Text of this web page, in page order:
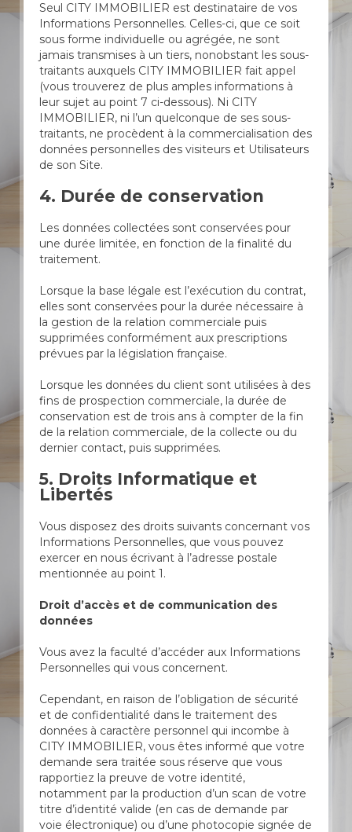
Seul CITY IMMOBILIER est destinataire de vos
Informations Personnelles. Celles-ci, que ce soit
sous forme individuelle ou agrégée, ne sont
jamais transmises à un tiers, nonobstant les sous-
traitants auxquels CITY IMMOBILIER fait appel
(vous trouverez de plus amples informations à
leur sujet au point 7 ci-dessous). Ni CITY
IMMOBILIER, ni l’un quelconque de ses sous-
traitants, ne procèdent à la commercialisation des
données personnelles des visiteurs et Utilisateurs
de son Site.
4. Durée de conservation
Les données collectées sont conservées pour
une durée limitée, en fonction de la finalité du
traitement.
Lorsque la base légale est l’exécution du contrat,
elles sont conservées pour la durée nécessaire à
la gestion de la relation commerciale puis
supprimées conformément aux prescriptions
prévues par la législation française.
Lorsque les données du client sont utilisées à des
fins de prospection commerciale, la durée de
conservation est de trois ans à compter de la fin
de la relation commerciale, de la collecte ou du
dernier contact, puis supprimées.
5. Droits Informatique et
Libertés
Vous disposez des droits suivants concernant vos
Informations Personnelles, que vous pouvez
exercer en nous écrivant à l’adresse postale
mentionnée au point 1.
Droit d’accès et de communication des
données
Vous avez la faculté d’accéder aux Informations
Personnelles qui vous concernent.
Cependant, en raison de l’obligation de sécurité
et de confidentialité dans le traitement des
données à caractère personnel qui incombe à
CITY IMMOBILIER, vous êtes informé que votre
demande sera traitée sous réserve que vous
rapportiez la preuve de votre identité,
notamment par la production d’un scan de votre
titre d’identité valide (en cas de demande par
voie électronique) ou d’une photocopie signée de